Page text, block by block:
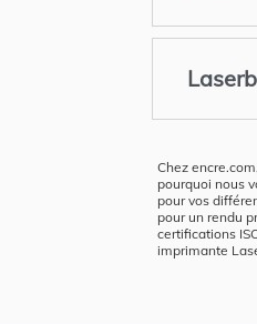
Chez
pourquoi nous
pour vos
pour un rendu
certifications
imprimante